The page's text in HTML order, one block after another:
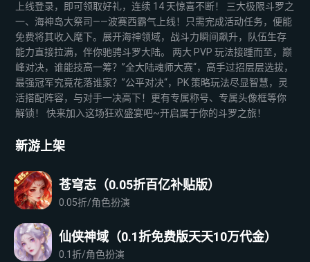
上线登录，即可领取好礼，连续 14 天惊喜不断！ 三大极限斗罗之
一、海神岛大祭司——波赛西霸气上线！只需完成活动任务，便能
免费将其收入麾下。展开海神领域，战斗力瞬间飙升，队伍生存
能力直接拉满，伴你驰骋斗罗大陆。 两大 PVP 玩法接踵而至，巅
峰对决，谁能技高一筹？”全大陆魂师大赛“，高手过招层层选拔，
最强冠军究竟花落谁家？”公平对决“，PK 策略玩法尽显智慧，灵
活搭配阵容，与对手一决高下！更有专属称号、专属头像框等你
解锁！ 快来加入这场狂欢盛宴吧~开启属于你的斗罗之旅！
新游上架
苍穹志（0.05折百亿补贴版）
0.05折/角色扮演
仙侠神域（0.1折免费版天天10万代金）
0.1折/角色扮演